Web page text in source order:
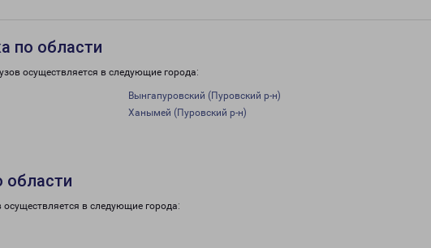
по области
осуществляется в следующие города:
Вынгапуровский (Пуровский р-н)
Ханымей (Пуровский р-н)
области
в следующие города: